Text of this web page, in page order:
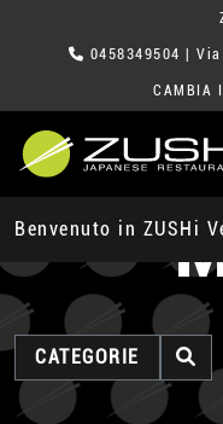
0458349504 |
CAMBIA
Benvenuto in ZUSHi
CATEGORIE